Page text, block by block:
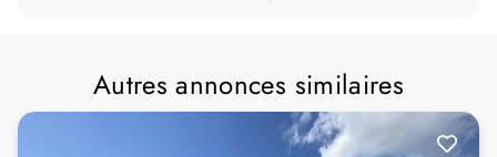
Autres annonces similaires